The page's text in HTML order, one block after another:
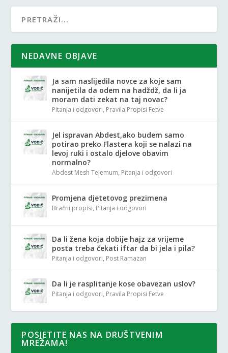
NEDAVNE OBJAVE
Ja sam naslijedila novce za koje sam
nanijetila da odem na hadždž, da li ja
moram dati zekat na taj novac?
Pitanja i odgovori, Pravila Propisi Fetve
Jel ispravan Abdest,ako budem samo
potirao preko Flastera koji se nalazi na
levoj ruki i ostalo djelove obavim
normalno?
Abdest Mesh Tejemum, Pitanja i odgovori
Promjena djetetovog prezimena
Bračni propisi, Pitanja i odgovori
Da li žena koja dobije hajz za vrijeme
posta treba čekati iftar da bi jela i pila?
Pitanja i odgovori, Post Ramazan
Da li je rasplitanje kose obavezan uslov?
Pitanja i odgovori, Pravila Propisi Fetve
POSJETITE NAS NA DRUŠTVENIM
MREŽAMA!